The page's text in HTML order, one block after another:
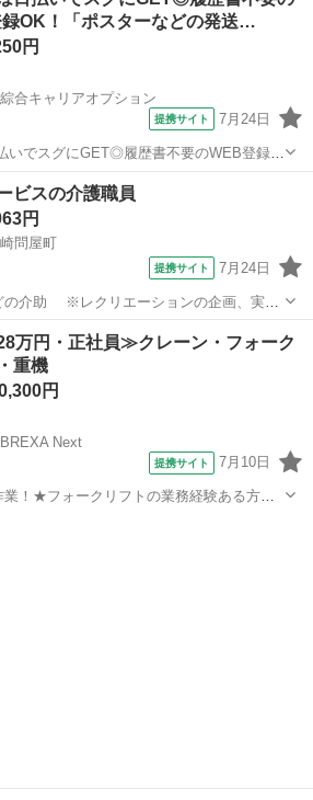
OK！「ポスターなどの発送…
円
合キャリアオプション
提携サイト 7月24日
いでスグにGET◎履歴書不要のWEB登録
」高時給1250円！群馬県高崎市周辺！20代
人材派遣会社で
ビスの介護職員
円
問屋町
提携サイト 7月24日
の介助 ※レクリエーションの企画、実施
のケア業務全般 ※送迎・添乗業務 ※各
万円・正社員≫クレーン・フォーク
重機
円
Next
提携サイト 7月10日
業！★フォークリフトの業務経験ある方大